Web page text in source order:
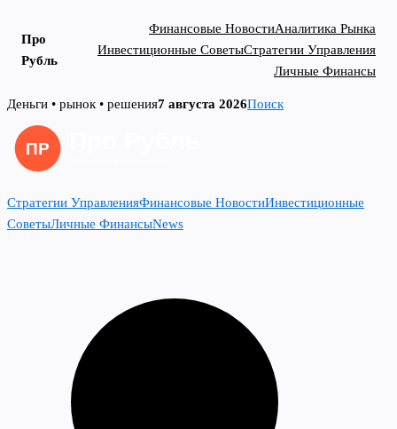
Про
Рубль
Финансовые НовостиАналитика Рынка
Инвестиционные СоветыСтратегии Управления
Личные Финансы
Skip
content
Деньги • рынок • решения7 августа 2026Поиск
Стратегии УправленияФинансовые НовостиИнвестиционные
СоветыЛичные ФинансыNews